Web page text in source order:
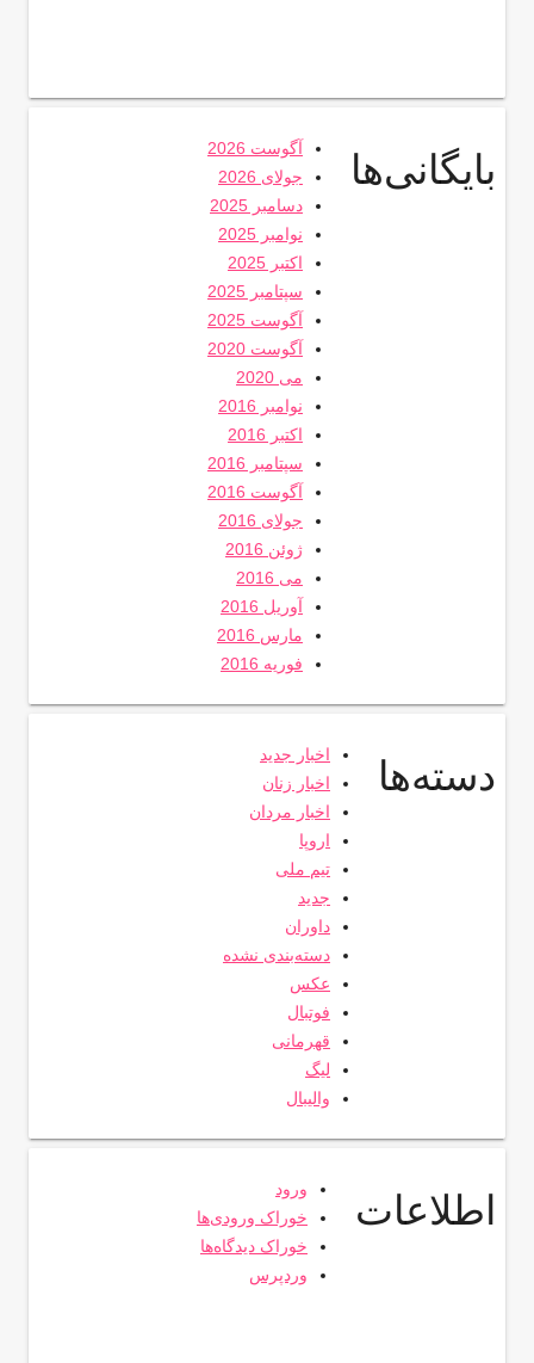
بایگانی‌ها
آگوست 2026
جولای 2026
دسامبر 2025
نوامبر 2025
اکتبر 2025
سپتامبر 2025
آگوست 2025
آگوست 2020
می 2020
نوامبر 2016
اکتبر 2016
سپتامبر 2016
آگوست 2016
جولای 2016
ژوئن 2016
می 2016
آوریل 2016
مارس 2016
فوریه 2016
دسته‌ها
اخبار جدید
اخبار زنان
اخبار مردان
اروپا
تیم ملی
جدید
داوران
دسته‌بندی نشده
عکس
فوتبال
قهرمانی
لیگ
والیبال
اطلاعات
ورود
خوراک ورودی‌ها
خوراک دیدگاه‌ها
وردپرس